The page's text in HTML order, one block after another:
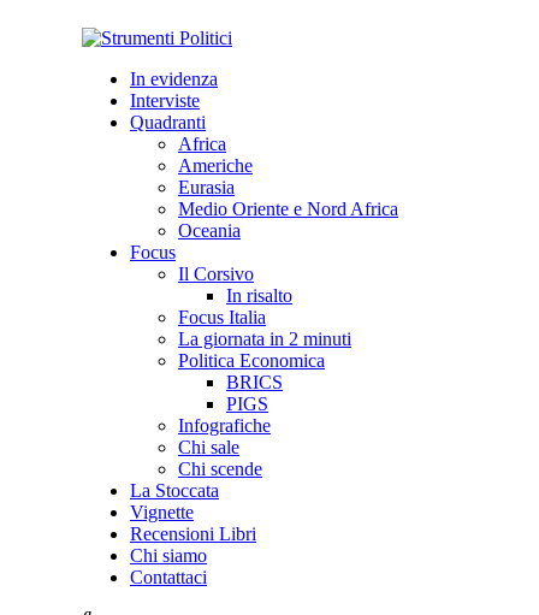
In evidenza
Interviste
Quadranti
Africa
Americhe
Eurasia
Medio Oriente e Nord Africa
Oceania
Focus
Il Corsivo
In risalto
Focus Italia
La giornata in 2 minuti
Politica Economica
BRICS
PIGS
Infografiche
Chi sale
Chi scende
La Stoccata
Vignette
Recensioni Libri
Chi siamo
Contattaci